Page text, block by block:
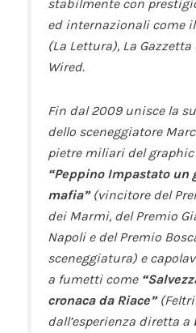
stabilmente con
ed internazionali come il
(La Lettura), La
Wired.
Fin dal 2009 unisce la
dello sceneggiatore
pietre miliari del
“Peppino Impastato un
mafia”(vincitore del
dei Marmi, del Premio
Napoli e del Premio
sceneggiatura) e
a fumetti come
cronaca da Riace”
dall’esperienza diretta a